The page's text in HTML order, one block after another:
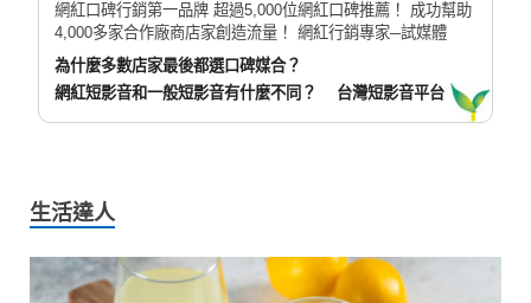
網紅口碑行銷第一品牌 超過5,000位網紅口碑推薦！ 成功幫助
4,000多家合作廠商店家創造流量！ 網紅行銷專家─試媒體
為什麼多數店家最後都選口碑媒合？
網紅短影音和一般短影音有什麼不同？
台灣短影音平台
生活達人